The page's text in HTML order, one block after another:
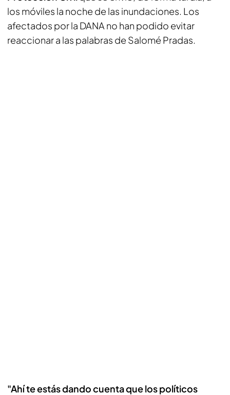
los móviles la noche de las inundaciones. Los
afectados por la DANA no han podido evitar
reaccionar a las palabras de Salomé Pradas.
"Ahí te estás dando cuenta que los políticos